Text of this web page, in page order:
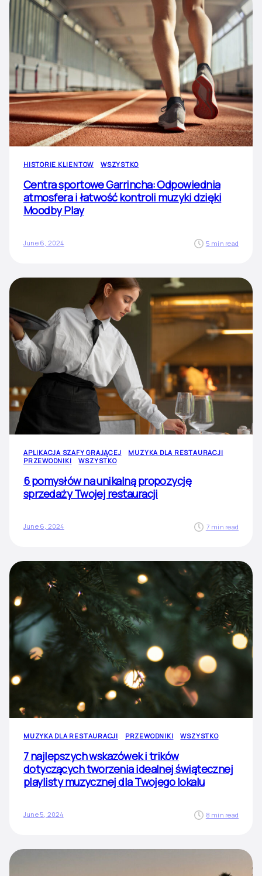
HISTORIE KLIENTOW WSZYSTKO
Centra sportowe Garrincha: Odpowiednia
atmosfera i łatwość kontroli muzyki dzięki
Moodby Play
June 6, 2024 5 min read
APLIKACJA SZAFY GRAJĄCEJ
MUZYKA DLA RESTAURACJI
PRZEWODNIKI
WSZYSTKO
6 pomysłów na unikalną propozycję
sprzedaży Twojej restauracji
June 6, 2024 7 min read
MUZYKA DLA RESTAURACJI PRZEWODNIKI WSZYSTKO
7 najlepszych wskazówek i trików
dotyczących tworzenia idealnej świątecznej
playlisty muzycznej dla Twojego lokalu
June 5, 2024 8 min read